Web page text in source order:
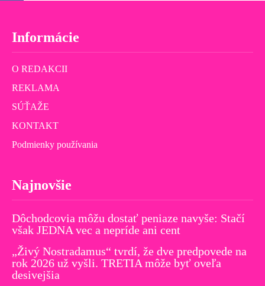
Informácie
O REDAKCII
REKLAMA
SÚŤAŽE
KONTAKT
Podmienky používania
Najnovšie
Dôchodcovia môžu dostať peniaze navyše: Stačí
však JEDNA vec a nepríde ani cent
„Živý Nostradamus“ tvrdí, že dve predpovede na
rok 2026 už vyšli. TRETIA môže byť oveľa
desivejšia